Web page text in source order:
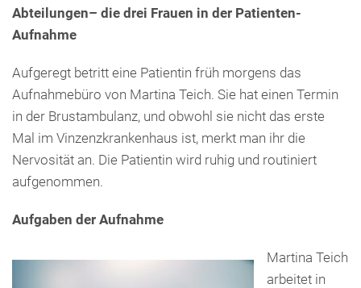
Ärzte & Einweiser
Presse
Freunde & Unterstützer
Abteilungen– die drei Frauen in der Patienten-
Aufnahme
Aufgeregt betritt eine Patientin früh morgens das
Aufnahmebüro von Martina Teich. Sie hat einen Termin
in der Brustambulanz, und obwohl sie nicht das erste
Mal im Vinzenzkrankenhaus ist, merkt man ihr die
Nervosität an. Die Patientin wird ruhig und routiniert
aufgenommen.
Aufgaben der Aufnahme
Martina Teich
arbeitet in